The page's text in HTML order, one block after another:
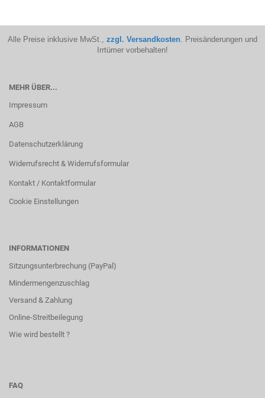
Alle Preise inklusive MwSt., zzgl. Versandkosten. Preisänderungen und
Irrtümer vorbehalten!
MEHR ÜBER...
Impressum
AGB
Datenschutzerklärung
Widerrufsrecht & Widerrufsformular
Kontakt / Kontaktformular
Cookie Einstellungen
INFORMATIONEN
Sitzungsunterbrechung (PayPal)
Mindermengenzuschlag
Versand & Zahlung
Online-Streitbeilegung
Wie wird bestellt ?
FAQ